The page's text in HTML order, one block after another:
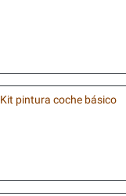
Kit pintura coche básico